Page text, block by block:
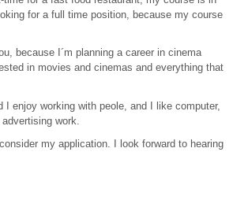
for a full time position, because my course
because I´m planning a career in cinema
in movies and cinemas and everything that
I enjoy working with peole, and I like computer,
work.
my application. I look forward to hearing